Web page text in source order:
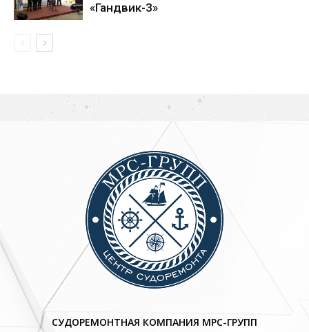
«Гандвик-3»
СУДОРЕМОНТНАЯ КОМПАНИЯ МРС-ГРУПП